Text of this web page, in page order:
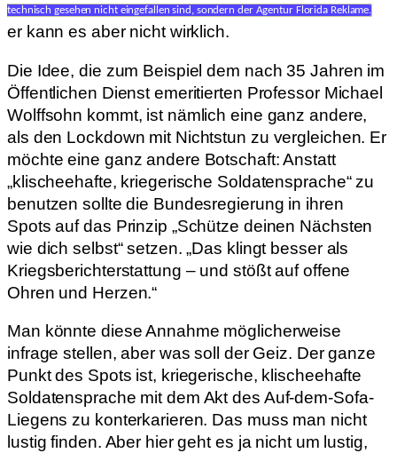
technisch gesehen nicht eingefallen sind, sondern der Agentur Florida Reklame.
er kann es aber nicht wirklich.
Die Idee, die zum Beispiel dem nach 35 Jahren im
Öffentlichen Dienst emeritierten Professor Michael
Wolffsohn kommt, ist nämlich eine ganz andere,
als den Lockdown mit Nichtstun zu vergleichen. Er
möchte eine ganz andere Botschaft: Anstatt
„klischeehafte, kriegerische Soldatensprache“ zu
benutzen sollte die Bundesregierung in ihren
Spots auf das Prinzip „Schütze deinen Nächsten
wie dich selbst“ setzen. „Das klingt besser als
Kriegsberichterstattung – und stößt auf offene
Ohren und Herzen.“
Man könnte diese Annahme möglicherweise
infrage stellen, aber was soll der Geiz. Der ganze
Punkt des Spots ist, kriegerische, klischeehafte
Soldatensprache mit dem Akt des Auf-dem-Sofa-
Liegens zu konterkarieren. Das muss man nicht
lustig finden. Aber hier geht es ja nicht um lustig,